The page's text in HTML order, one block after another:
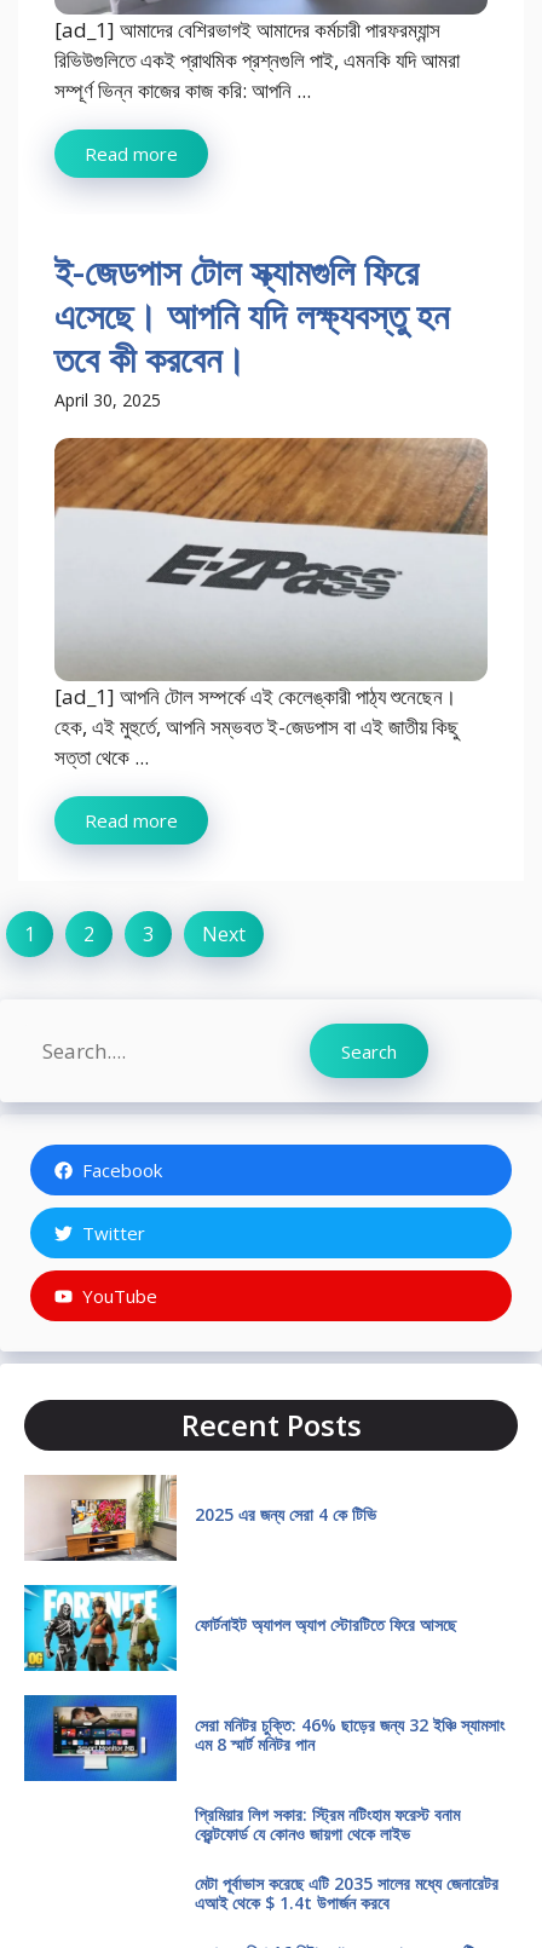
[ad_1] আমাদের বেশিরভাগই আমাদের কর্মচারী পারফরম্যান্স
রিভিউগুলিতে একই প্রাথমিক প্রশ্নগুলি পাই, এমনকি যদি আমরা
সম্পূর্ণ ভিন্ন কাজের কাজ করি: আপনি ...
Read more
ই-জেডপাস টোল স্ক্যামগুলি ফিরে
এসেছে। আপনি যদি লক্ষ্যবস্তু হন
তবে কী করবেন।
April 30, 2025
[ad_1] আপনি টোল সম্পর্কে এই কেলেঙ্কারী পাঠ্য শুনেছেন।
হেক, এই মুহুর্তে, আপনি সম্ভবত ই-জেডপাস বা এই জাতীয় কিছু
সত্তা থেকে ...
Read more
1 2 3 Next
Search Search
Facebook
Twitter
YouTube
Recent Posts
2025 এর জন্য সেরা 4 কে টিভি
ফোর্টনাইট অ্যাপল অ্যাপ স্টোরটিতে ফিরে আসছে
সেরা মনিটর চুক্তি: 46% ছাড়ের জন্য 32 ইঞ্চি স্যামসাং
এম 8 স্মার্ট মনিটর পান
প্রিমিয়ার লিগ সকার: স্ট্রিম নটিংহাম ফরেস্ট বনাম
ব্রেন্টফোর্ড যে কোনও জায়গা থেকে লাইভ
মেটা পূর্বাভাস করেছে এটি 2035 সালের মধ্যে জেনারেটর
এআই থেকে $ 1.4t উপার্জন করবে